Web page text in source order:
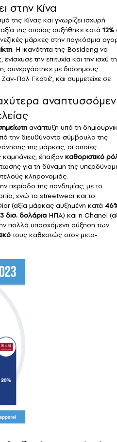
στην Κίνα
της Κίνας και γνωρίζει ισχυρή
της οποίας αυξήθηκε κατά 12%
μάρκες στην παγκόσμια
. Η ικανότητα της Bosideng να
την επιτυχία και την ισχύ
συνεργάστηκε με διάσημους
Ζαν-Πολ Γκοτιέ’, και συμμετείχε σε
ανάπτυξη υπό τη
την διευθύνοντα σύμβουλο της
της μάρκας, οι οποίες
έπαιξανκαθοριστικό
για τη δύναμη της
κληρονομιάς.
περίοδο της πανδημίας, με το
ενώ το streetwear και το
(αξία μάρκας αυξημένη κατά
δισ. δολάρια ΗΠΑ) και η Chanel
πολλά υποσχόμενη αύξηση των
τους καθεστώς στον μετα-